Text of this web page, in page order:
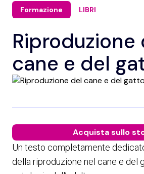
Formazione LIBRI
Riproduzione
cane e del
Un testo completamente
della riproduzione nel cane e del
Acquista sullo